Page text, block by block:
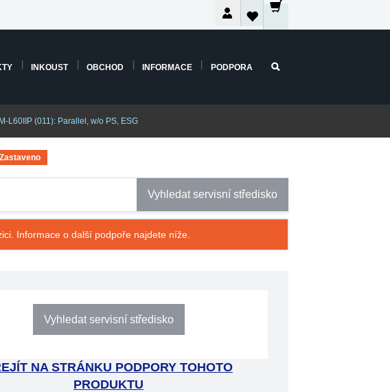
INKOUST OBCHOD INFORMACE PODPORA
L60IIP (011): Parallel, w/o PS, ESG
Zastaveno
Vyhledat servisní středisko
Informace o další podpoře najdete níže.
Vyhledat servisní středisko
NA STRÁNKU PODPORY TOHOTO
PRODUKTU